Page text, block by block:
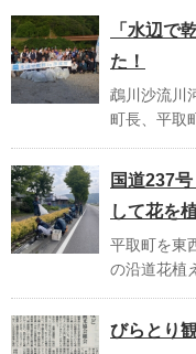
「水辺で
た！
鵡川沙流川
町長、平取
国道237
して花を
平取町を東
の沿道花植
びらとり